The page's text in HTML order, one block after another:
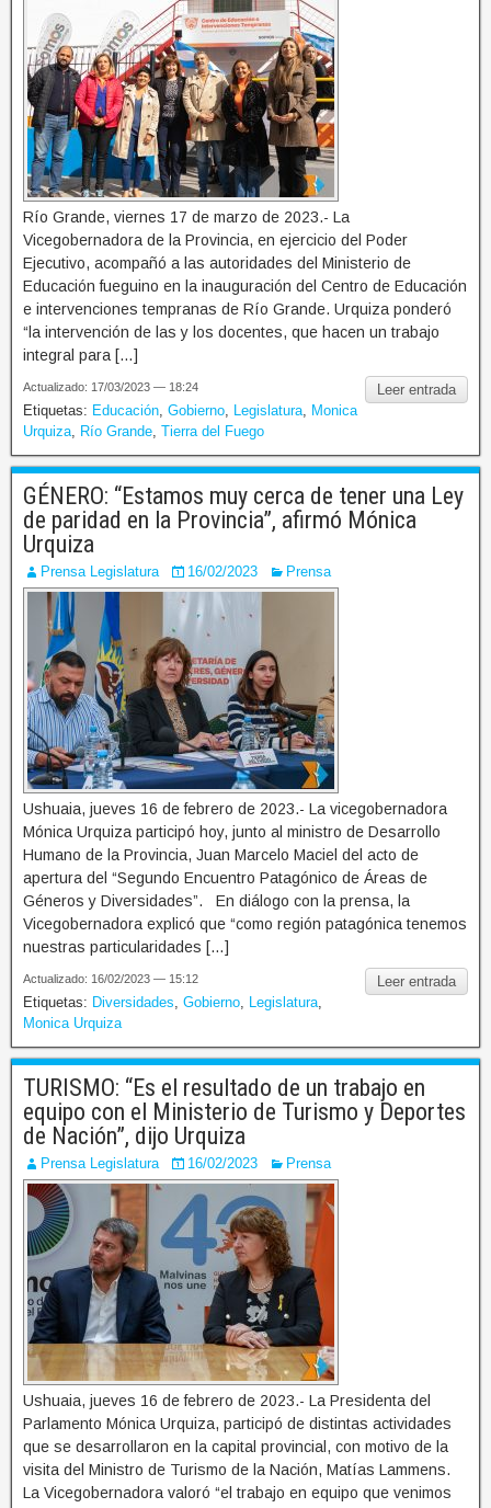
Río Grande, viernes 17 de marzo de 2023.- La
Vicegobernadora de la Provincia, en ejercicio del Poder
Ejecutivo, acompañó a las autoridades del Ministerio de
Educación fueguino en la inauguración del Centro de Educación
e intervenciones tempranas de Río Grande. Urquiza ponderó
“la intervención de las y los docentes, que hacen un trabajo
integral para […]
Leer entrada
Actualizado: 17/03/2023 — 18:24
Etiquetas: Educación Gobierno Legislatura
Monica
Urquiza
Río Grande Tierra del Fuego
GÉNERO: “Estamos muy cerca de tener una Ley
de paridad en la Provincia”, afirmó Mónica
Urquiza
Prensa Legislatura 16/02/2023 Prensa
Ushuaia, jueves 16 de febrero de 2023.- La vicegobernadora
Mónica Urquiza participó hoy, junto al ministro de Desarrollo
Humano de la Provincia, Juan Marcelo Maciel del acto de
apertura del “Segundo Encuentro Patagónico de Áreas de
Géneros y Diversidades”. En diálogo con la prensa, la
Vicegobernadora explicó que “como región patagónica tenemos
nuestras particularidades […]
Leer entrada
Actualizado: 16/02/2023 — 15:12
Etiquetas: Diversidades Gobierno Legislatura
Monica Urquiza
TURISMO: “Es el resultado de un trabajo en
equipo con el Ministerio de Turismo y Deportes
de Nación”, dijo Urquiza
Prensa Legislatura 16/02/2023 Prensa
Ushuaia, jueves 16 de febrero de 2023.- La Presidenta del
Parlamento Mónica Urquiza, participó de distintas actividades
que se desarrollaron en la capital provincial, con motivo de la
visita del Ministro de Turismo de la Nación, Matías Lammens.
La Vicegobernadora valoró “el trabajo en equipo que venimos